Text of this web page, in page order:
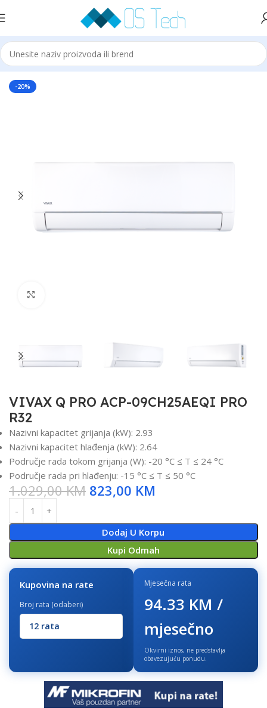
Početna Klime VIVAX VIVAX PRO
-20%
VIVAX Q PRO ACP-09CH25AEQI PRO
R32
Nazivni kapacitet grijanja (kW): 2.93
Nazivni kapacitet hlađenja (kW): 2.64
Područje rada tokom grijanja (W): -20 °C ≤ T ≤ 24 °C
Područje rada pri hlađenju: -15 °C ≤ T ≤ 50 °C
1.029,00KM 823,00 KM
Dodaj U Korpu
Kupi Odmah
Kupovina na rate
Broj rata (odaberi)
Mjesečna rata
94.33 KM /
mjesečno
Okvirni iznos, ne predstavlja
obavezujuću ponudu.